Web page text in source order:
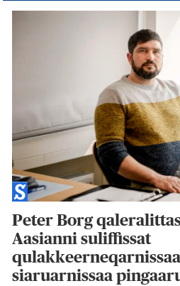
Peter Borg
Aasianni suliffissat
siaruarnissaa